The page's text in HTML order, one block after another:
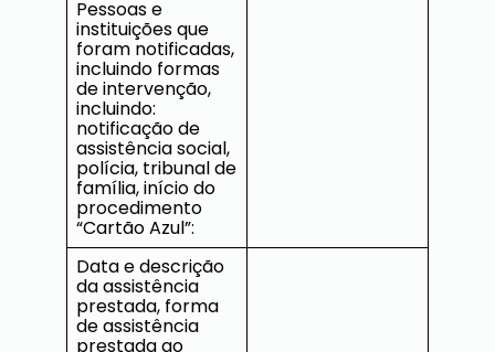
Pessoas e
instituições que
foram notificadas,
incluindo formas
de intervenção,
incluindo:
notificação de
assistência social,
polícia, tribunal de
família, início do
procedimento
“Cartão Azul”:
Data e descrição
da assistência
prestada, forma
de assistência
prestada ao